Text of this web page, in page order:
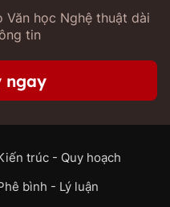
Văn học Nghệ thuật dài
tin
ngay
trúc - Quy hoạch
bình - Lý luận